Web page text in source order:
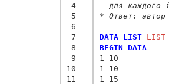
4
5
6
7
8
9
10
11
для каждого
* Ответ:
DATA LIST LIST
BEGIN DATA
1 10
1 10
1 15